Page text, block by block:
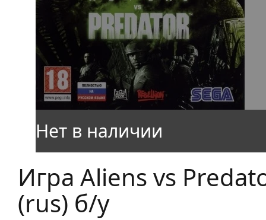
Игра Aliens vs
(rus) б/у